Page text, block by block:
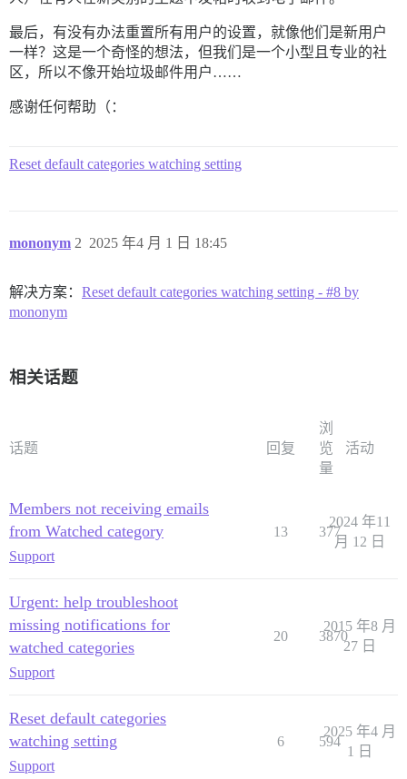
最后，有没有办法重置所有用户的设置，就像他们是新用户
一样？这是一个奇怪的想法，但我们是一个小型且专业的社
区，所以不像开始垃圾邮件用户……
感谢任何帮助（：
Reset default categories watching setting
mononym 2025 年4 月 1 日 18:45
2
解决方案： Reset default categories watching setting - #8 by
mononym
相关话题
话题 回复
浏
览
量
活动
Members not receiving emails
from Watched category
Support
13 377
2024 年11
月 12 日
Urgent: help troubleshoot
missing notifications for
watched categories
Support
20 3870
2015 年8 月
27 日
Reset default categories
watching setting
Support
6 594
2025 年4 月
1 日